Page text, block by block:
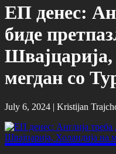
ЕП денес:
биде
мегдан со
July 6, 2024 | Kristijan